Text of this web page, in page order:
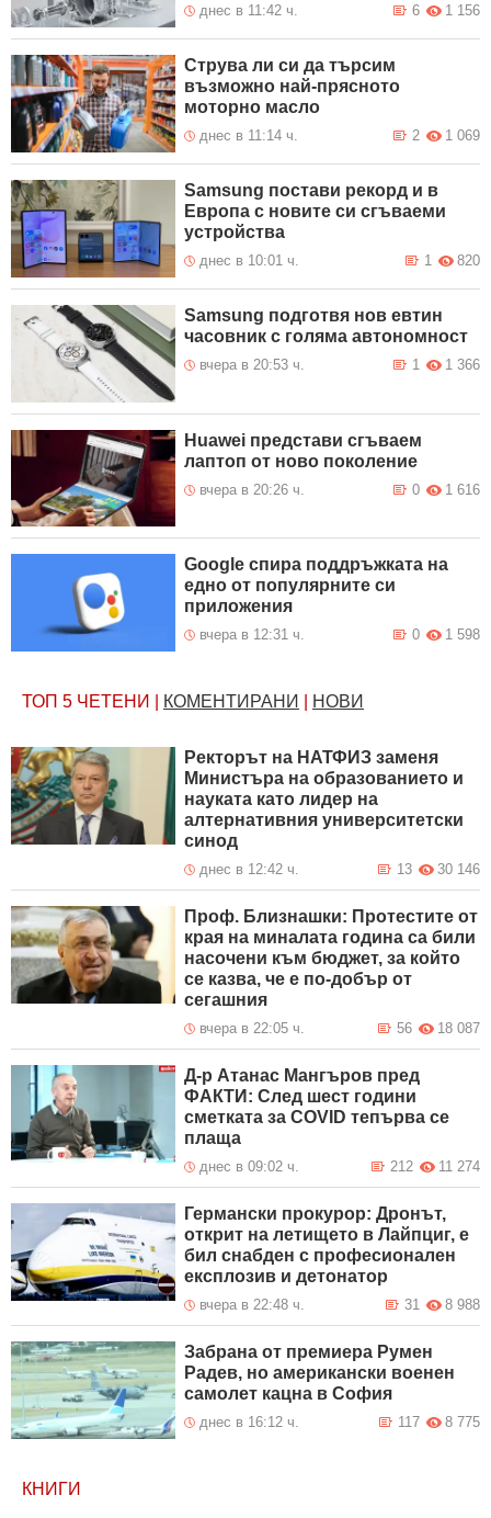
днес в 11:42 ч. 1 156
6
Струва ли си да търсим
възможно най-прясното
моторно масло
днес в 11:14 ч. 1 069
2
Samsung постави рекорд и в
Европа с новите си сгъваеми
устройства
днес в 10:01 ч. 820
1
Samsung подготвя нов евтин
часовник с голяма автономност
вчера в 20:53 ч. 1 366
1
Huawei представи сгъваем
лаптоп от ново поколение
вчера в 20:26 ч. 1 616
0
Google спира поддръжката на
едно от популярните си
приложения
вчера в 12:31 ч. 1 598
0
ТОП 5 ЧЕТЕНИ КОМЕНТИРАНИ НОВИ
Ректорът на НАТФИЗ заменя
Министъра на образованието и
науката като лидер на
алтернативния университетски
синод
днес в 12:42 ч. 30 146
13
Проф. Близнашки: Протестите от
края на миналата година са били
насочени към бюджет, за който
се казва, че е по-добър от
сегашния
вчера в 22:05 ч. 18 087
56
Д-р Атанас Мангъров пред
ФАКТИ: След шест години
сметката за COVID тепърва се
плаща
днес в 09:02 ч. 11 274
212
Германски прокурор: Дронът,
открит на летището в Лайпциг, е
бил снабден с професионален
експлозив и детонатор
вчера в 22:48 ч. 8 988
31
Забрана от премиера Румен
Радев, но американски военен
самолет кацна в София
днес в 16:12 ч. 8 775
117
КНИГИ